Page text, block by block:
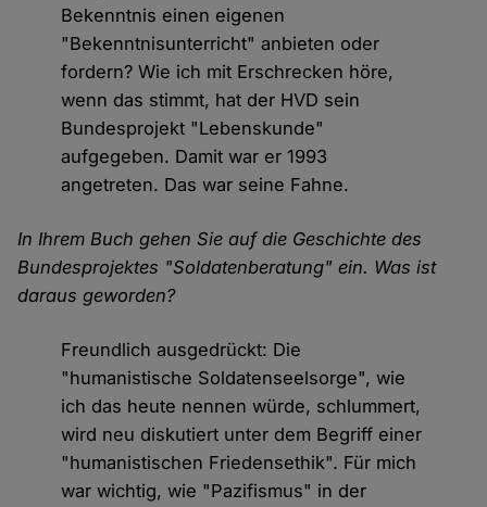
Bekenntnis einen eigenen
"Bekenntnisunterricht" anbieten oder
fordern? Wie ich mit Erschrecken höre,
wenn das stimmt, hat der HVD sein
Bundesprojekt "Lebenskunde"
aufgegeben. Damit war er 1993
angetreten. Das war seine Fahne.
In Ihrem Buch gehen Sie auf die Geschichte des
Bundesprojektes "Soldatenberatung" ein. Was ist
daraus geworden?
Freundlich ausgedrückt: Die
"humanistische Soldatenseelsorge", wie
ich das heute nennen würde, schlummert,
wird neu diskutiert unter dem Begriff einer
"humanistischen Friedensethik". Für mich
war wichtig, wie "Pazifismus" in der